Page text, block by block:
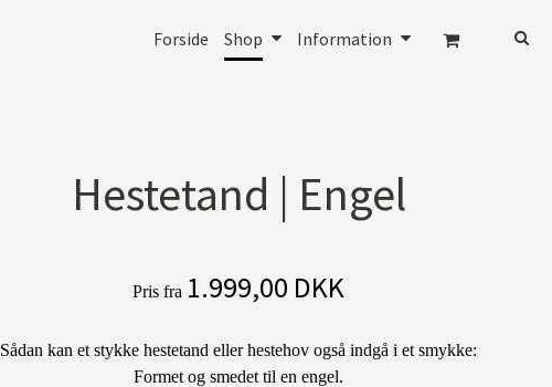
Forside Shop Information
Hestetand | Engel
Pris fra 1.999,00 DKK
Sådan kan et stykke hestetand eller hestehov også indgå i et smykke:
Formet og smedet til en engel.